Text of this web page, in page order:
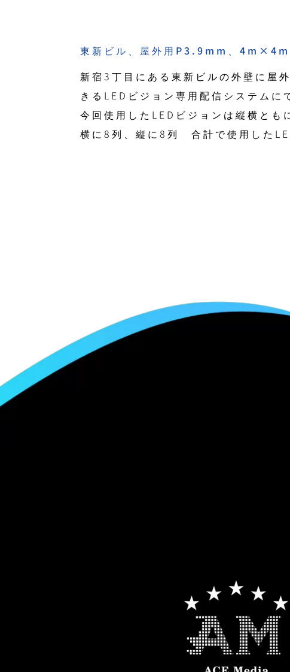
東新ビル、屋外用P3.9mm、4m×4m
新宿3丁目にある東新ビルの外壁に屋
きるLEDビジョン専用配信システムに
今回使用したLEDビジョンは縦横とも
横に8列、縦に8列 合計で使用した